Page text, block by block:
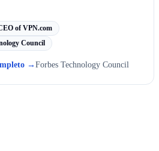
of VPN.com
Council
→ Forbes Technology Council